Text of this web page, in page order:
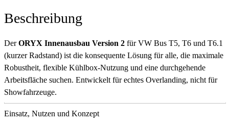
Beschreibung
DerORYX Innenausbau Version 2 für VW Bus T5, T6 und T6.1
(kurzer Radstand) ist die konsequente Lösung für alle, die maximale
Robustheit, flexible Kühlbox-Nutzung und eine durchgehende
Arbeitsfläche suchen. Entwickelt für echtes Overlanding, nicht für
Showfahrzeuge.
Einsatz, Nutzen und Konzept